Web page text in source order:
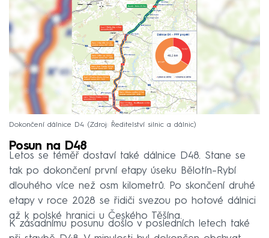
Dokončení dálnice D4 Zdroj: Ředitelství silnic a dálnic
Posun na D48
Letos se téměř dostaví také dálnice D48. Stane se
tak po dokončení první etapy úseku Bělotín–Rybí
dlouhého více než osm kilometrů. Po skončení druhé
etapy v roce 2028 se řidiči svezou po hotové dálnici
až k polské hranici u Českého Těšína.
K zásadnímu posunu došlo v posledních letech také